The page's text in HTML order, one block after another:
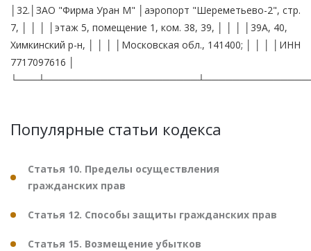
│32.│ЗАО "Фирма Уран М" │аэропорт "Шереметьево-2", стр.
7, │ │ │ │этаж 5, помещение 1, ком. 38, 39, │ │ │ │39А, 40,
Химкинский р-н, │ │ │ │Московская обл., 141400; │ │ │ │ИНН
7717097616 │
Популярные статьи кодекса
Статья 10. Пределы осуществления
гражданских прав
Статья 12. Способы защиты гражданских прав
Статья 15. Возмещение убытков